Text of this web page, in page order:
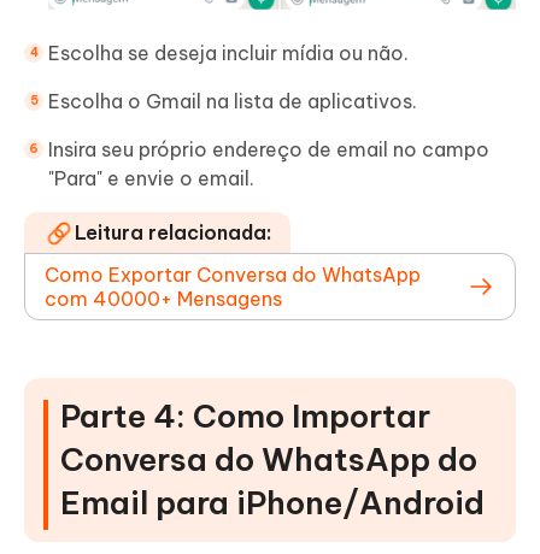
Escolha se deseja incluir mídia ou não.
Escolha o Gmail na lista de aplicativos.
Insira seu próprio endereço de email no campo
"Para" e envie o email.
Leitura relacionada:
Como Exportar Conversa do WhatsApp
com 40000+ Mensagens
Parte 4: Como Importar
Conversa do WhatsApp do
Email para iPhone/Android